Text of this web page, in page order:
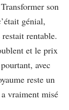
son
génial,
rentable.
et le prix
avec
reste un
vraiment misé